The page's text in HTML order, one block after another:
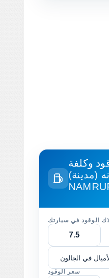
وكلفة
(مدينة) -
الوقود في سيارتك
سعر الوقود